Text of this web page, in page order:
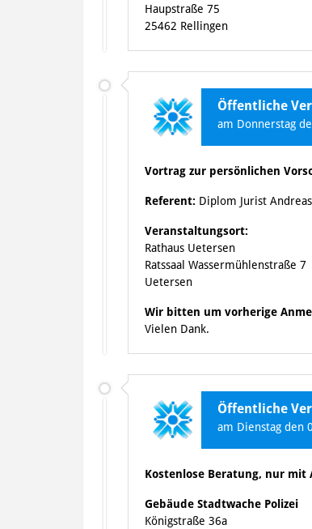
Haupstraße 75
25462 Rellingen
Öffentliche
am Donnerstag
Vortrag zur persönlichen
Referent: Diplom Jurist
Veranstaltungsort:
Rathaus Uetersen
Ratssaal Wassermühlenstraße 7
Uetersen
Wir bitten um vorherige
Vielen Dank.
Öffentliche
am Dienstag den
Kostenlose Beratung, nur mit
Gebäude Stadtwache Polizei
Königstraße 36a